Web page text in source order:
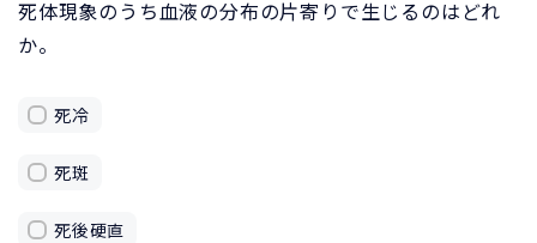
死体現象のうち血液の分布の片寄りで生じるのはどれ
か。
死冷
死斑
死後硬直